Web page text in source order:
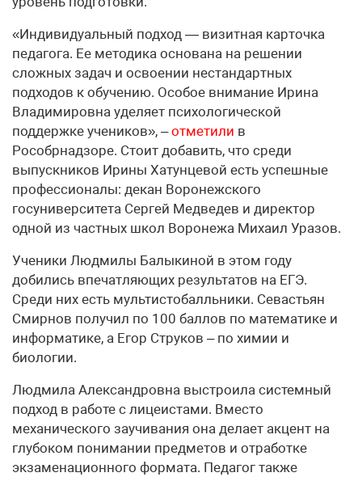
«Индивидуальный подход — визитная карточка
педагога. Ее методика основана на решении
сложных задач и освоении нестандартных
подходов к обучению. Особое внимание Ирина
Владимировна уделяет психологической
поддержке учеников», –отметили в
Рособрнадзоре. Стоит добавить, что среди
выпускников Ирины Хатунцевой есть успешные
профессионалы: декан Воронежского
госуниверситета Сергей Медведев и директор
одной из частных школ Воронежа Михаил Уразов.
Ученики Людмилы Балыкиной в этом году
добились впечатляющих результатов на ЕГЭ.
Среди них есть мультистобалльники. Севастьян
Смирнов получил по 100 баллов по математике и
информатике, а Егор Струков – по химии и
биологии.
Людмила Александровна выстроила системный
подход в работе с лицеистами. Вместо
механического заучивания она делает акцент на
глубоком понимании предметов и отработке
экзаменационного формата. Педагог также